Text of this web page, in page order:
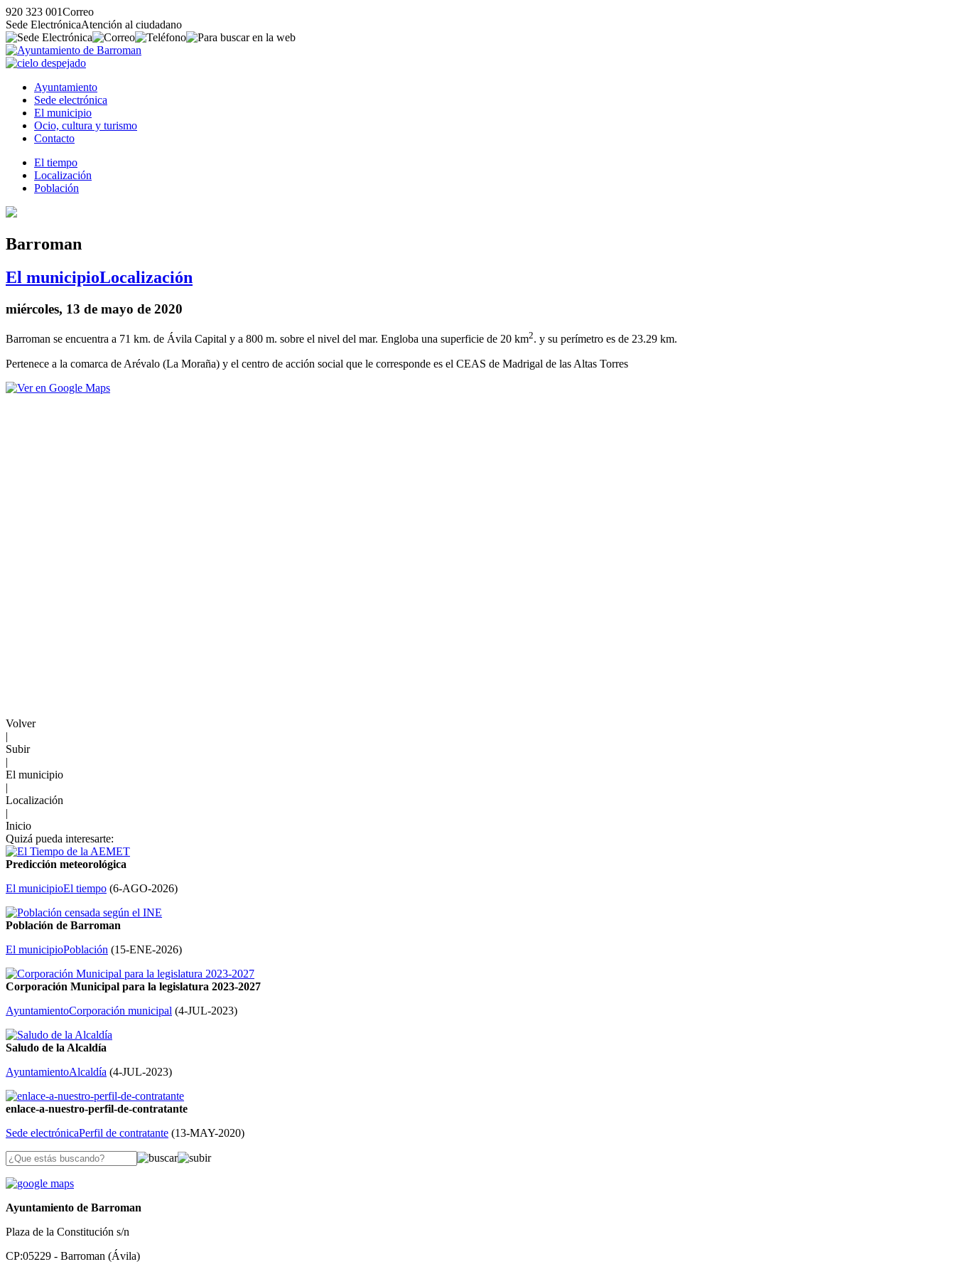
920 323 001Correo
Sede ElectrónicaAtención al ciudadano
Ayuntamiento
Sede electrónica
El municipio
Ocio, cultura y turismo
Contacto
El tiempo
Localización
Población
Barroman
El municipioLocalización
miércoles, 13 de mayo de 2020
Barroman se encuentra a 71 km. de Ávila Capital y a 800 m. sobre el nivel del mar. Engloba una superficie de 20 km2. y su perímetro es de 23.29 km.
Pertenece a la comarca de Arévalo (La Moraña) y el centro de acción social que le corresponde es el CEAS de Madrigal de las Altas Torres
Volver
|
Subir
|
El municipio
|
Localización
|
Inicio
Quizá pueda interesarte:
Predicción meteorológica
El municipioEl tiempo (6-AGO-2026)
Población de Barroman
El municipioPoblación (15-ENE-2026)
Corporación Municipal para la legislatura 2023-2027
AyuntamientoCorporación municipal (4-JUL-2023)
Saludo de la Alcaldía
AyuntamientoAlcaldía (4-JUL-2023)
enlace-a-nuestro-perfil-de-contratante
Sede electrónicaPerfil de contratante (13-MAY-2020)
Ayuntamiento de Barroman
Plaza de la Constitución s/n
CP:05229 - Barroman (Ávila)